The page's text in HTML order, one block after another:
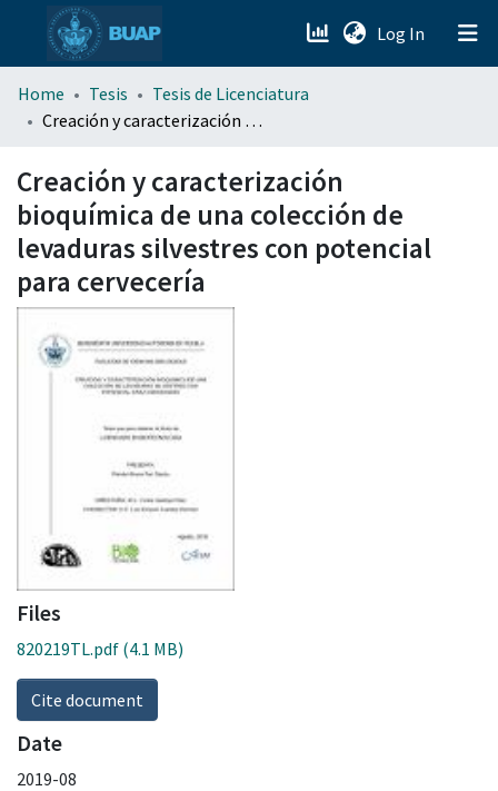
Log In (current)
menu.section.about_menu
Home Tesis
Tesis de Licenciatura
Creación y caracterización bioquímica de una colección de levaduras silvestres con potencial para cervecería
Creación y caracterización
bioquímica de una colección de
levaduras silvestres con potencial
para cervecería
Files
820219TL.pdf (4.1 MB)
Cite document
Date
2019-08